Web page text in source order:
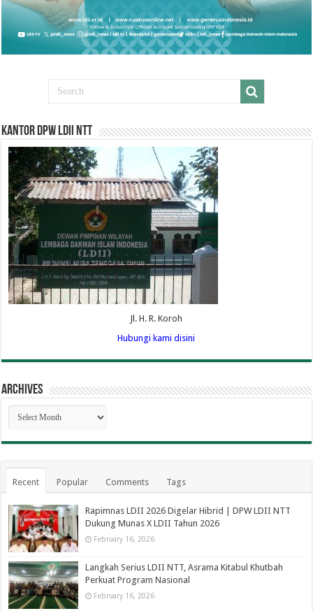
Kantor DPW LDII NTT
Jl. H. R. Koroh
Hubungi kami disini
Archives
Archives
Recent Popular Comments Tags
Rapimnas LDII 2026 Digelar Hibrid | DPW LDII NTT
Dukung Munas X LDII Tahun 2026
February 16, 2026
Langkah Serius LDII NTT, Asrama Kitabul Khutbah
Perkuat Program Nasional
February 16, 2026